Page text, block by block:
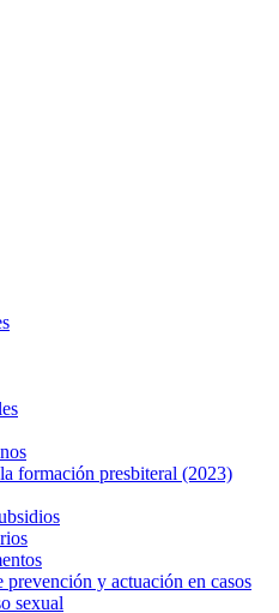
formación presbiteral (2023)
prevención y actuación en casos
sexual